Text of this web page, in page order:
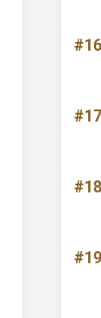
#16
#17
#18
#19